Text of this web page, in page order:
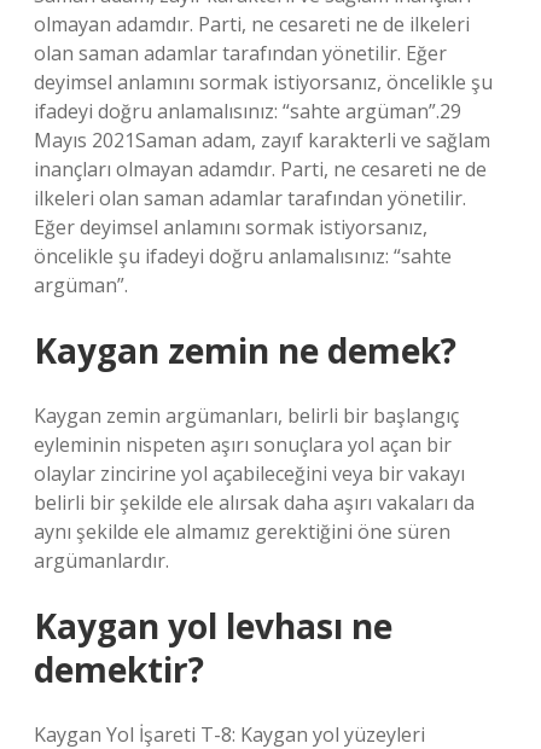
olmayan adamdır. Parti, ne cesareti ne de ilkeleri
olan saman adamlar tarafından yönetilir. Eğer
deyimsel anlamını sormak istiyorsanız, öncelikle şu
ifadeyi doğru anlamalısınız: “sahte argüman”.29
Mayıs 2021Saman adam, zayıf karakterli ve sağlam
inançları olmayan adamdır. Parti, ne cesareti ne de
ilkeleri olan saman adamlar tarafından yönetilir.
Eğer deyimsel anlamını sormak istiyorsanız,
öncelikle şu ifadeyi doğru anlamalısınız: “sahte
argüman”.
Kaygan zemin ne demek?
Kaygan zemin argümanları, belirli bir başlangıç ​​
eyleminin nispeten aşırı sonuçlara yol açan bir
olaylar zincirine yol açabileceğini veya bir vakayı
belirli bir şekilde ele alırsak daha aşırı vakaları da
aynı şekilde ele almamız gerektiğini öne süren
argümanlardır.
Kaygan yol levhası ne
demektir?
Kaygan Yol İşareti T-8: Kaygan yol yüzeyleri